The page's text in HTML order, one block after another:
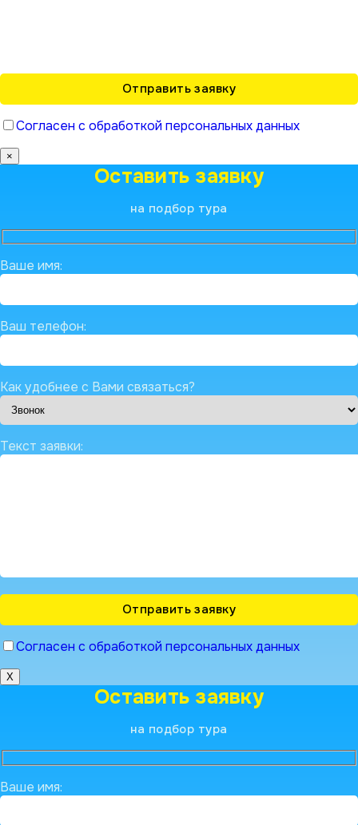
Согласен с обработкой персональных данных
×
Оставить заявку
на подбор тура
Ваше имя:
Ваш телефон:
Как удобнее с Вами связаться?
Текст заявки:
Согласен с обработкой персональных данных
X
Оставить заявку
на подбор тура
Ваше имя: